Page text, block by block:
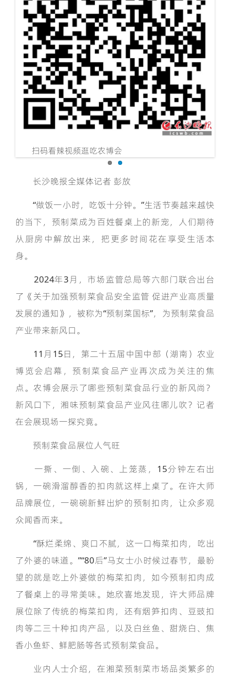
琳琅满目的农产品吸引了广大市民
购买，大家边吃边逛，感受各地特色
晚报全媒体记者 邹麟 摄
长沙晚报全媒体记者 彭放
“做饭一小时，吃饭十分钟。”生活节奏越来越快
的当下，预制菜成为百姓餐桌上的新宠，人们期待
从厨房中解放出来，把更多时间花在享受生活本
身。
2024年3月，市场监管总局等六部门联合出台
了《关于加强预制菜食品安全监管 促进产业高质量
发展的通知》，被称为“预制菜国标”，为预制菜食品
产业带来新风口。
11月15日，第二十五届中国中部（湖南）农业
博览会启幕，预制菜食品产业再次成为关注的焦
点。农博会展示了哪些预制菜食品行业的新风尚？
新风口下，湘味预制菜食品产业风往哪儿吹？记者
在会展现场一探究竟。
预制菜食品展位人气旺
一撕、一倒、入碗、上笼蒸，15分钟左右出
锅，一碗滑溜醇香的扣肉就这样上桌了。在许大师
品牌展位，一碗碗新鲜出炉的预制扣肉，让众多观
众闻香而来。
“酥烂柔绵、爽口不腻，这一口梅菜扣肉，吃出
了外婆的味道。”“80后”马女士小时候过春节，最盼
望的就是吃上外婆做的梅菜扣肉，如今预制扣肉成
了餐桌上的寻常美味。她欣喜地发现，许大师品牌
展位除了传统的梅菜扣肉，还有烟笋扣肉、豆豉扣
肉等二三十种扣肉产品，以及白丝鱼、甜烧白、焦
香小鱼虾、鲜肥肠等各式预制菜食品。
业内人士介绍，在湘菜预制菜市场品类繁多的